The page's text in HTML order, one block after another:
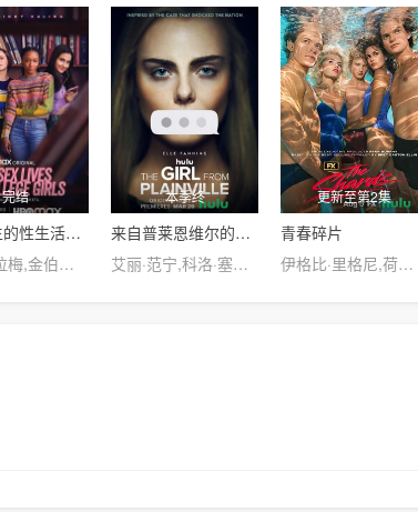
完结
大学女生的性生活第一季
宝琳·查拉梅,金伯利·马图拉,米多莉·弗朗西斯,劳伦·斯宾瑟,史蒂芬·瓜里诺,卡维·拉德尼尔,马特·马洛伊,嘉文·莱特伍德,肯尼迪·利·斯洛克姆,马修·戈尔德,莱西·哈特塞尔,罗布·许贝尔,莱克斯·金,佩吉·陆,雪莉·谢波德,妮可·沙利文,吉利安·阿美娜特
本季终
来自普莱恩维尔的女孩第一季
艾丽·范宁,科洛·塞维尼,科尔顿·瑞安,Callie·Brook·McClincy,Aleks·Alifirenko·Jr.,杰弗里·沃尔伯格,卡伊·伦诺克斯,Ella·Kennedy·Davis,阿雅·卡什,凯利·奥科,J.C.麦肯泽,Andrew·Dicostanzo,Mattie·Liptak,梅丽莎·庞西奥,Craig·Anton,迈克尔·莫斯利,卡拉·布欧诺
更新至第2集
青春碎片
伊格比·里格尼,荷默·基尔,格拉汉姆·坎贝尔,韦斯·本特利,埃文·蕾切尔·伍德,凯雅·基伯,海斯·华纳,Jordan Roth,Sierra Stoliar,丹尼尔·戴尔,克里斯·康纳,Bella Valdes,Constantine Malahias,Cortés Alexander,Aidan Skye Jameson